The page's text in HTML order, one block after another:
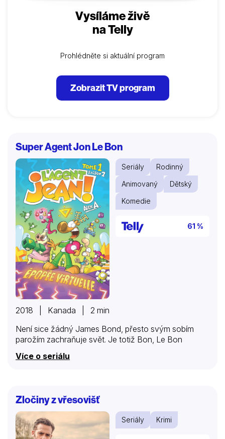
Vysíláme živě
na Telly
Prohlédněte si aktuální program
Zobrazit TV program
Super Agent Jon Le Bon
Seriály
Rodinný
Animovaný
Dětský
Komedie
61 %
2018 | Kanada | 2 min
Není sice žádný James Bond, přesto svým sobím
parožím zachraňuje svět. Je totiž Bon, Le Bon
Více o seriálu
Zločiny z vřesovišť
Seriály Krimi